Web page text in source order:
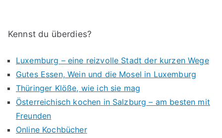
Kennst du überdies?
Luxemburg – eine reizvolle Stadt der kurzen Wege
Gutes Essen, Wein und die Mosel in Luxemburg
Thüringer Klöße, wie ich sie mag
Österreichisch kochen in Salzburg – am besten mit
Freunden
Online Kochbücher